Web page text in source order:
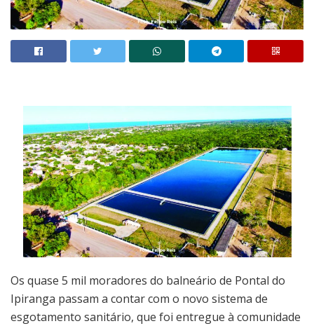
Os quase 5 mil moradores do balneário de Pontal do
Ipiranga passam a contar com o novo sistema de
esgotamento sanitário, que foi entregue à comunidade